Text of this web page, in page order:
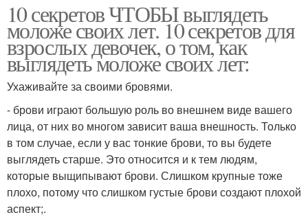
10 секретов ЧТОБЫ выглядеть
моложе своих лет. 10 секретов для
взрослых девочек, о том, как
выглядеть моложе своих лет:
Ухаживайте за своими бровями.
- брови играют большую роль во внешнем виде вашего
лица, от них во многом зависит ваша внешность. Только
в том случае, если у вас тонкие брови, то вы будете
выглядеть старше. Это относится и к тем людям,
которые выщипывают брови. Слишком крупные тоже
плохо, потому что слишком густые брови создают плохой
аспект;.